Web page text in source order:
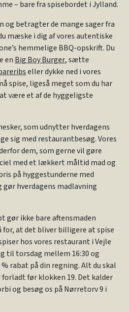
– bare fra spisebordet i Jylland.
og betragter de mange sager fra
mæske i dig af vores autentiske
hemmelige BBQ-opskrift. Du
en Big Boy Burger, sætte
eller dykke ned i vores
spise, ligeså meget som du har
være et af de hyggeligste
som udnytter hverdagens
sig med restaurantbesøg. Vores
dem, som gerne vil gøre
med et lækkert måltid mad og
på hyggestunderne med
hverdagens madlavning
gør ikke bare aftensmaden
for, at det bliver billigere at spise
hos vores restaurant i Vejle
til torsdag mellem 16:30 og
% rabat på din regning. Alt du skal
før klokken 19. Det kalder
og besøg os på Nørretorv 9 i